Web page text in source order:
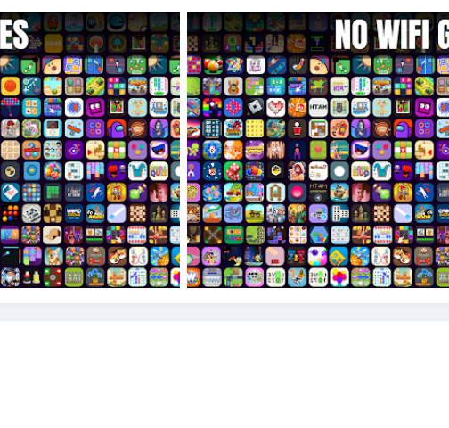
。我們的遊戲旨在即使沒有網絡連接也能提供最佳的視覺體驗。
動數據以用於其他重要的事情。
可以玩得更久而不會耗盡設備電量。
裡沒有WiFi，您都可以隨時享受我們的挑戰。
WiFi拼圖”提供了一系列令人興奮的挑戰，滿足各個年齡和喜好的需
和功能。
我們的拼圖愛好者社區。